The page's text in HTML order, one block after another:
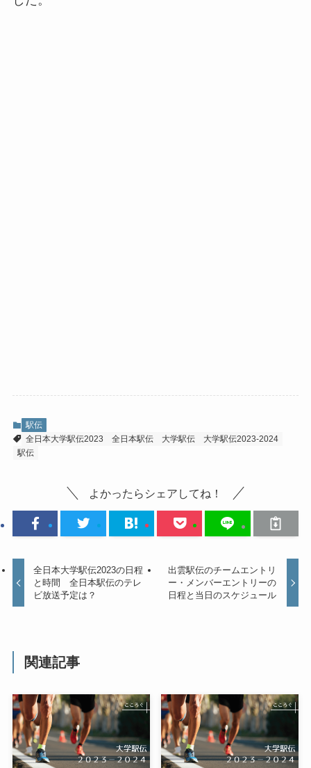
駅伝
全日本大学駅伝2023
全日本駅伝 大学駅伝
大学駅伝2023-2024
駅伝
よかったらシェアしてね！
全日本大学駅伝2023の日程
と時間 全日本駅伝のテレ
ビ放送予定は？
出雲駅伝のチームエントリ
ー・メンバーエントリーの
日程と当日のスケジュール
関連記事